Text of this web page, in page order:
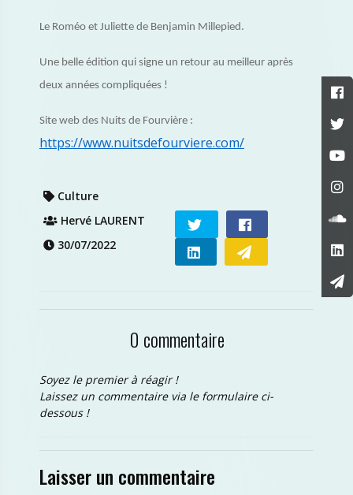
Le Roméo et Juliette de Benjamin Millepied.
Une belle édition qui signe un retour au meilleur après
deux années compliquées !
Site web des Nuits de Fourvière :
https://www.nuitsdefourviere.com/
Culture
Hervé LAURENT
30/07/2022
0 commentaire
Soyez le premier à réagir !
Laissez un commentaire via le formulaire ci-
dessous !
Laisser un commentaire